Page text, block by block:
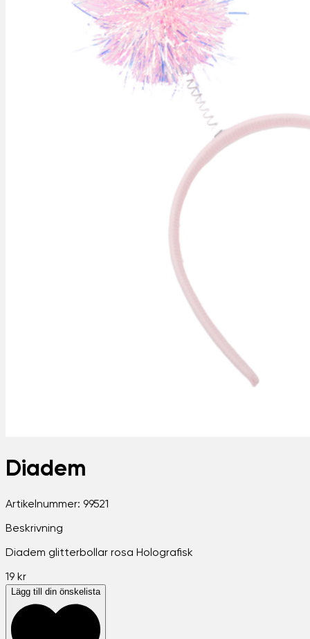
Diadem
Artikelnummer: 99521
Beskrivning
Diadem glitterbollar rosa Holografisk
19 kr
Lägg till din önskelista